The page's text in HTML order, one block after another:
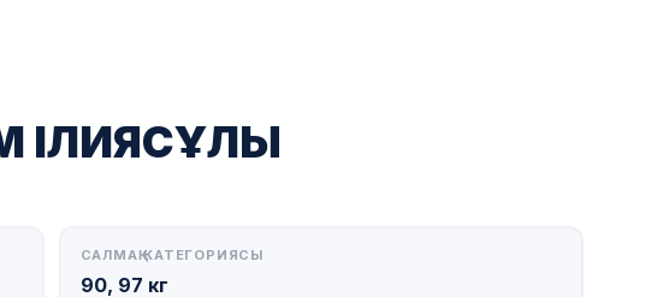
ІЛИЯСҰЛЫ
САЛМАҚ КАТЕГОРИЯСЫ
90, 97 кг